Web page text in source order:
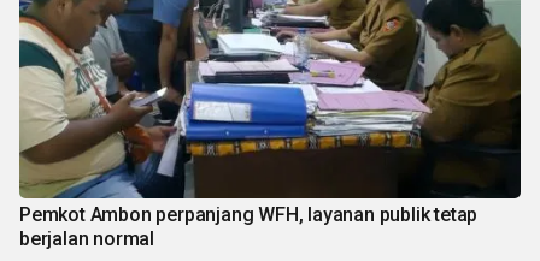
Pemkot Ambon perpanjang WFH, layanan publik tetap
berjalan normal